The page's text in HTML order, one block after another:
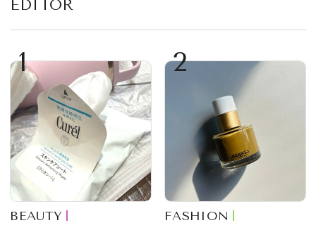
EDITOR
1
BEAUTY
2
FASHION